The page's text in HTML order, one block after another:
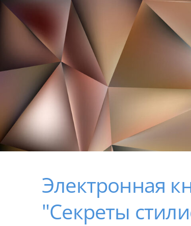
Электронная
"Секреты